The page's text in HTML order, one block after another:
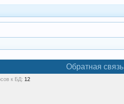
Обратная связь
к БД: 12